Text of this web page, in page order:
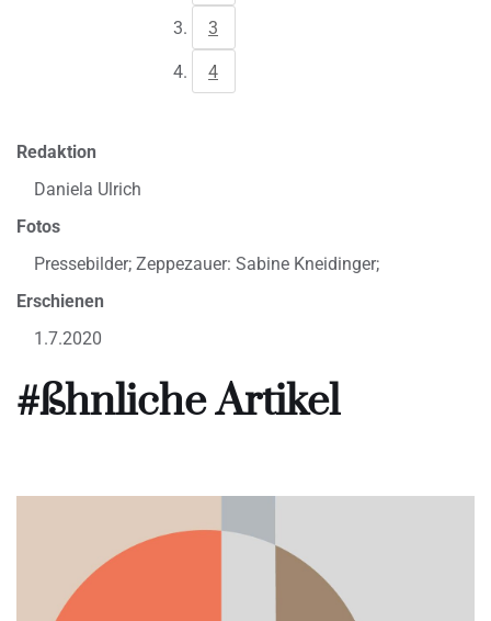
3
4
Redaktion
Daniela Ulrich
Fotos
Pressebilder; Zeppezauer: Sabine Kneidinger;
Erschienen
1.7.2020
#ßhnliche Artikel